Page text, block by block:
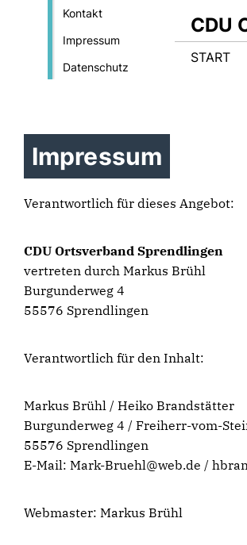
Kontakt
Impressum
Datenschutz
CDU
START
Impressum
Verantwortlich für dieses Angebot:
CDU Ortsverband Sprendlingen
vertreten durch Markus Brühl
Burgunderweg 4
55576 Sprendlingen
Verantwortlich für den Inhalt:
Markus Brühl / Heiko Brandstätter
Burgunderweg 4 / Freiherr-vom-
55576 Sprendlingen
E-Mail: Mark-Bruehl@web.de /
Webmaster: Markus Brühl